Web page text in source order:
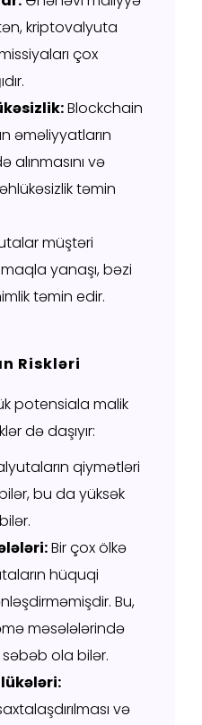
kriptovalyuta
çox
Blockchain
əməliyyatların
və
təmin
müştəri
yanaşı, bəzi
təmin edir.
Riskləri
potensiala malik
də daşıyır:
qiymətləri
bu da yüksək
Bir çox ölkə
hüquqi
Bu,
məsələlərində
ola bilər.
və